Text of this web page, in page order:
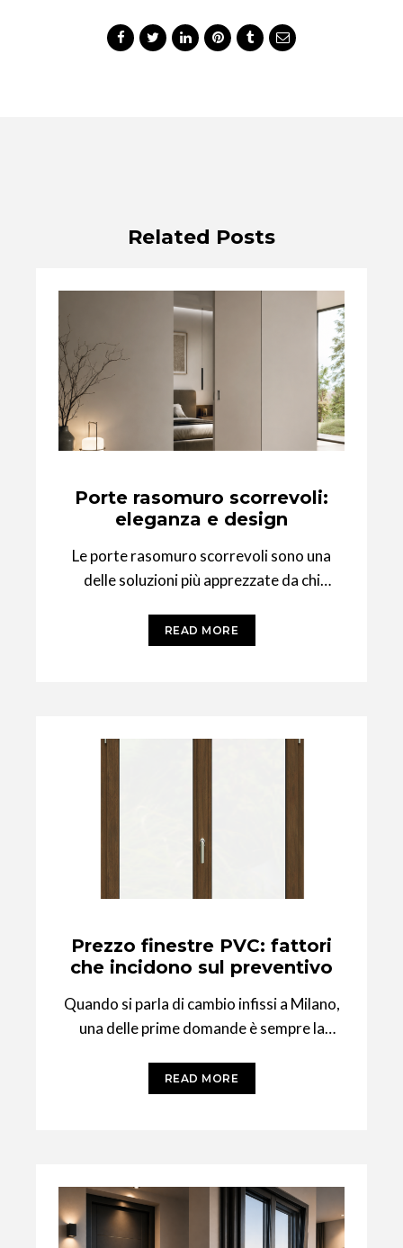
Related Posts
Porte rasomuro scorrevoli:
eleganza e design
Le porte rasomuro scorrevoli sono una
delle soluzioni più apprezzate da chi
funzionali. A differenza
READ MORE
Prezzo finestre PVC: fattori
che incidono sul preventivo
Quando si parla di cambio infissi a Milano,
una delle prime domande è sempre la
READ MORE